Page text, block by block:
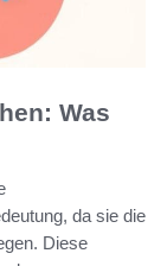
Was
da sie die
Diese